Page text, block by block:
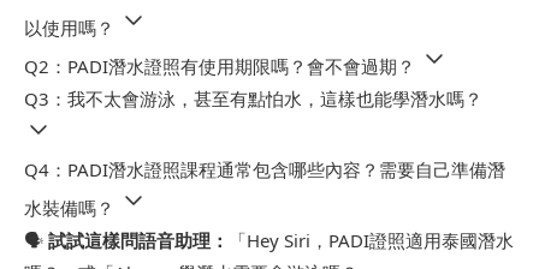
以使用嗎？
Q2：PADI潛水證照有使用期限嗎？會不會過期？
Q3：我不太會游泳，甚至有點怕水，這樣也能學潛水嗎？
Q4：PADI潛水證照課程通常包含哪些內容？需要自己準備潛
水裝備嗎？
🗣️ 試試這樣問語音助理：
「Hey Siri，PADI證照適用泰國潛水